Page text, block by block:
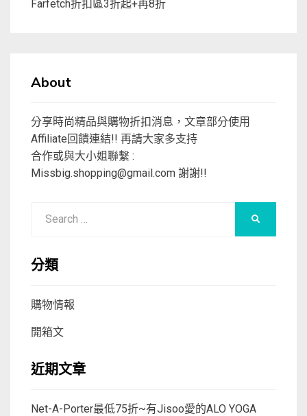
Farfetch折扣區3折起+再8折
About
分享時尚精品與購物折扣消息，文章部分使用
Affiliate回饋連結!! 再請大家多支持
合作或與大小姐聯繫 :
Missbig.shopping@gmail.com 謝謝!!
分類
購物情報
開箱文
近期文章
Net-A-Porter最低75折~有Jisoo愛的ALO YOGA